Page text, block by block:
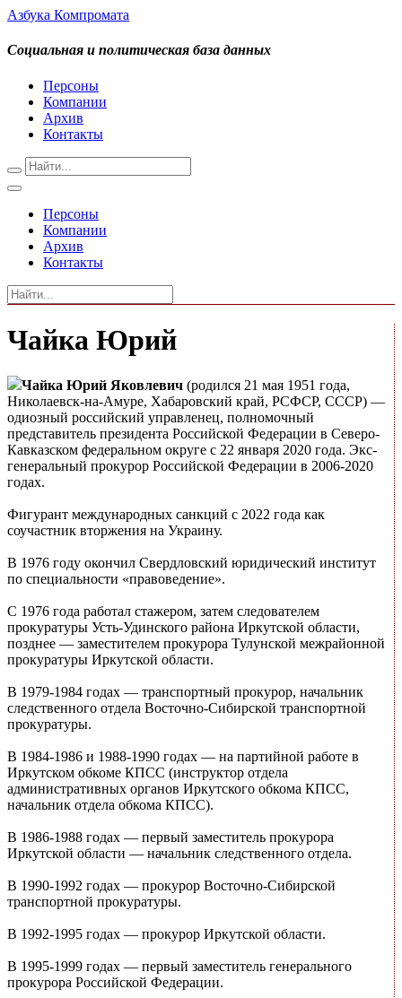
Азбука Компромата
Социальная и политическая база данных
Персоны
Компании
Архив
Контакты
Персоны
Компании
Архив
Контакты
Чайка Юрий
Чайка Юрий Яковлевич (родился 21 мая 1951 года,
Николаевск-на-Амуре, Хабаровский край, РСФСР, СССР) —
одиозный российский управленец, полномочный
представитель президента Российской Федерации в Северо-
Кавказском федеральном округе с 22 января 2020 года. Экс-
генеральный прокурор Российской Федерации в 2006-2020
годах.
Фигурант международных санкций с 2022 года как
соучастник вторжения на Украину.
В 1976 году окончил Свердловский юридический институт
по специальности «правоведение».
С 1976 года работал стажером, затем следователем
прокуратуры Усть-Удинского района Иркутской области,
позднее — заместителем прокурора Тулунской межрайонной
прокуратуры Иркутской области.
В 1979-1984 годах — транспортный прокурор, начальник
следственного отдела Восточно-Сибирской транспортной
прокуратуры.
В 1984-1986 и 1988-1990 годах — на партийной работе в
Иркутском обкоме КПСС (инструктор отдела
административных органов Иркутского обкома КПСС,
начальник отдела обкома КПСС).
В 1986-1988 годах — первый заместитель прокурора
Иркутской области — начальник следственного отдела.
В 1990-1992 годах — прокурор Восточно-Сибирской
транспортной прокуратуры.
В 1992-1995 годах — прокурор Иркутской области.
В 1995-1999 годах — первый заместитель генерального
прокурора Российской Федерации.